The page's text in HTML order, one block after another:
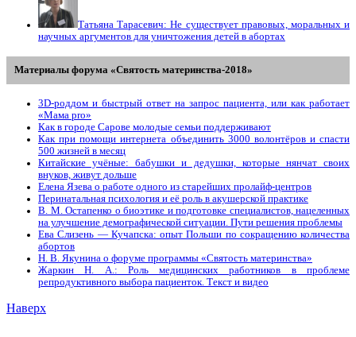
Татьяна Тарасевич: Не существует правовых, моральных и
научных аргументов для уничтожения детей в абортах
Материалы форума «Святость материнства-2018»
3D-роддом и быстрый ответ на запрос пациента, или как работает
«Мама prо»
Как в городе Сарове молодые семьи поддерживают
Как при помощи интернета объединить 3000 волонтёров и спасти
500 жизней в месяц
Китайские учёные: бабушки и дедушки, которые нянчат своих
внуков, живут дольше
Елена Язева о работе одного из старейших пролайф-центров
Перинатальная психология и её роль в акушерской практике
В. М. Остапенко о биоэтике и подготовке специалистов, нацеленных
на улучшение демографической ситуации. Пути решения проблемы
Ева Слизень — Кучапска: опыт Польши по сокращению количества
абортов
Н. В. Якунина о форуме программы «Святость материнства»
Жаркин Н. А.: Роль медицинских работников в проблеме
репродуктивного выбора пациенток. Tекст и видео
Наверх